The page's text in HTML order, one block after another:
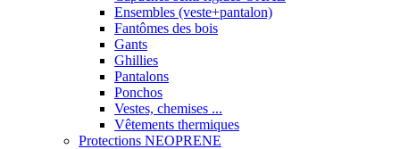
Ensembles (veste+pantalon)
Fantômes des bois
Gants
Ghillies
Pantalons
Ponchos
Vestes, chemises ...
Vêtements thermiques
Protections NEOPRENE